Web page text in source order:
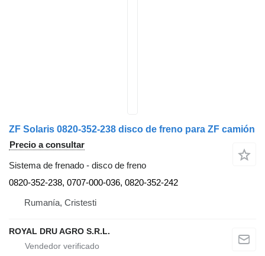
ZF Solaris 0820-352-238 disco de freno para ZF camión
Precio a consultar
Sistema de frenado - disco de freno
0820-352-238, 0707-000-036, 0820-352-242
Rumanía, Cristesti
ROYAL DRU AGRO S.R.L.